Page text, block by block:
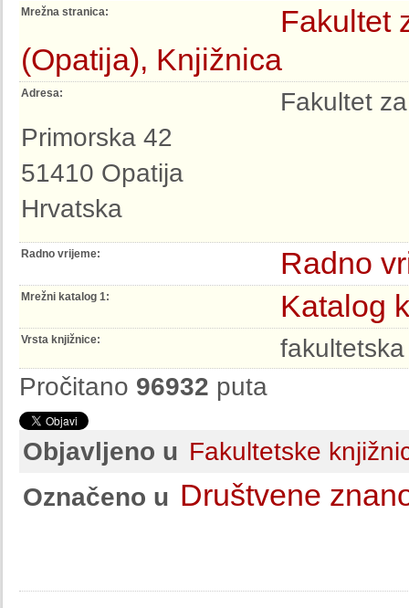
Mrežna stranica:
Fakultet
(Opatija), Knjižnica
Adresa:
Fakultet
Primorska 42
51410 Opatija
Hrvatska
Radno vrijeme: Radno
Mrežni katalog 1: Katalog
Vrsta knjižnice:
Pročitano 96932 puta
Objavljeno u Fakultetske
Označeno u Društvene